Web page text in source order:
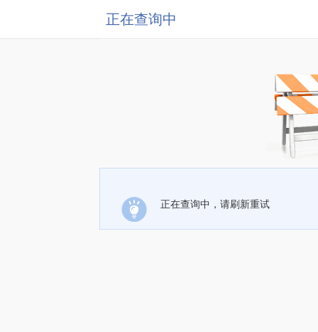
正在查询中
正在查询中，请刷新重试